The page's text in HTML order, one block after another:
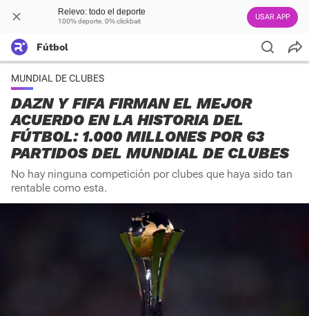
Relevo: todo el deporte
100% deporte. 0% clickbait USAR APP
Fútbol
MUNDIAL DE CLUBES
DAZN Y FIFA FIRMAN EL MEJOR
ACUERDO EN LA HISTORIA DEL
FÚTBOL: 1.000 MILLONES POR 63
PARTIDOS DEL MUNDIAL DE CLUBES
No hay ninguna competición por clubes que haya sido tan
rentable como esta.